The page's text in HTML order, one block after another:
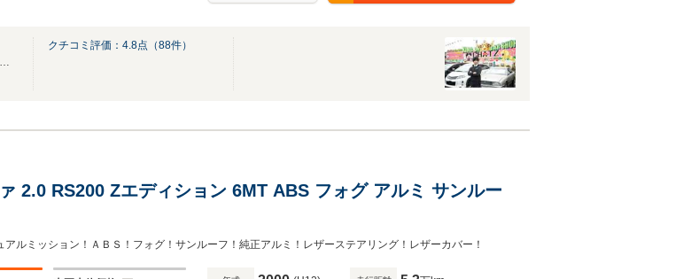
チャッツはワイワイガヤガヤ♪チャットから名づけました。楽しい車のテーマパークです
クチコミ評価： 4.8点（88件）
2.0 RS200 Zエディション 6MT ABS フォグ アルミ サンルー
アルミッション！ＡＢＳ！フォグ！サンルーフ！純正アルミ！レザーステアリング！レザーカバー！